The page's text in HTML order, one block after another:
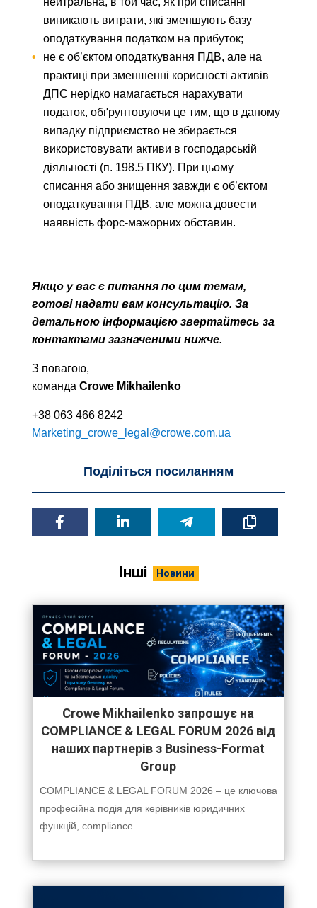
виникають витрати, які зменшують базу
оподаткування податком на прибуток;
не є об’єктом оподаткування ПДВ, але на
практиці при зменшенні корисності активів
ДПС нерідко намагається нарахувати
податок, обґрунтовуючи це тим, що в даному
випадку підприємство не збирається
використовувати активи в господарській
діяльності (п. 198.5 ПКУ). При цьому
списання або знищення завжди є об’єктом
оподаткування ПДВ, але можна довести
наявність форс-мажорних обставин.
Якщо у вас є питання по цим темам,
готові надати вам консультацію. За
детальною інформацією звертайтесь за
контактами зазначеними нижче.
З повагою,
команда Crowe Mikhailenko
+38 063 466 8242
Marketing_crowe_legal@crowe.com.ua
Поділіться посиланням
Інші Новини
Crowe Mikhailenko запрошує на
COMPLIANCE & LEGAL FORUM 2026 від
наших партнерів з Business-Format
Group
COMPLIANCE & LEGAL FORUM 2026 – це ключова
професійна подія для керівників юридичних
функцій, compliance...